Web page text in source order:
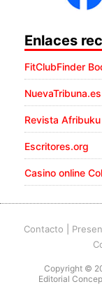
Enlaces
FitClubFinder
NuevaTribuna.es
Revista Afribuku
Escritores.org
Casino online
Contacto
Copyright ©
Editorial